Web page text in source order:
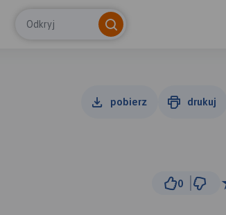
Odkryj
pobierz drukuj
0
1 km